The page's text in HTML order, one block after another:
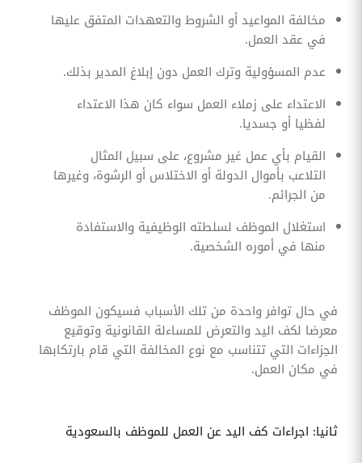
مخالفة المواعيد أو الشروط والتعهدات المتفق عليها
في عقد العمل.
عدم المسؤولية وترك العمل دون إبلاغ المدير بذلك.
الاعتداء على زملاء العمل سواء كان هذا الاعتداء
لفظيا أو جسديا.
القيام بأي عمل غير مشروع، على سبيل المثال
التلاعب بأموال الدولة أو الاختلاس أو الرشوة، وغيرها
من الجرائم.
استغلال الموظف لسلطته الوظيفية والاستفادة
منها في أموره الشخصية.
في حال توافر واحدة من تلك الأسباب فسيكون الموظف
معرضا لكف اليد والتعرض للمساءلة القانونية وتوقيع
الجزاءات التي تتناسب مع نوع المخالفة التي قام بارتكابها
في مكان العمل.
ثانيا: اجراءات كف اليد عن العمل للموظف بالسعودية